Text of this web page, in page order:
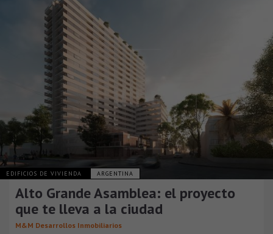
EDIFICIOS DE VIVIENDA ARGENTINA
Alto Grande Asamblea: el proyecto
que te lleva a la ciudad
M&M Desarrollos Inmobiliarios